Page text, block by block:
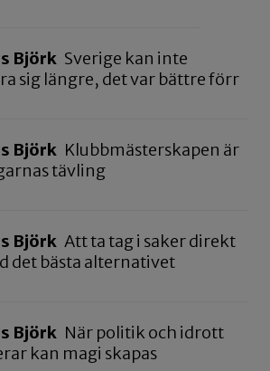
Björk Sverige kan inte
sig längre, det var bättre förr
Björk Klubbmästerskapen är
tävling
Björk Att ta tag i saker direkt
det bästa alternativet
Björk När politik och idrott
kan magi skapas